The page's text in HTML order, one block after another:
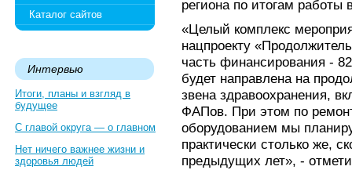
Каталог сайтов
Интервью
Итоги, планы и взгляд в
будущее
С главой округа — о главном
Нет ничего важнее жизни и
здоровья людей
региона по итогам работы
«Целый комплекс
нацпроекту
часть финансирования -
будет направлена на
звена здравоохранения,
ФАПов. При этом по
оборудованием мы
практически столько же,
предыдущих лет», -